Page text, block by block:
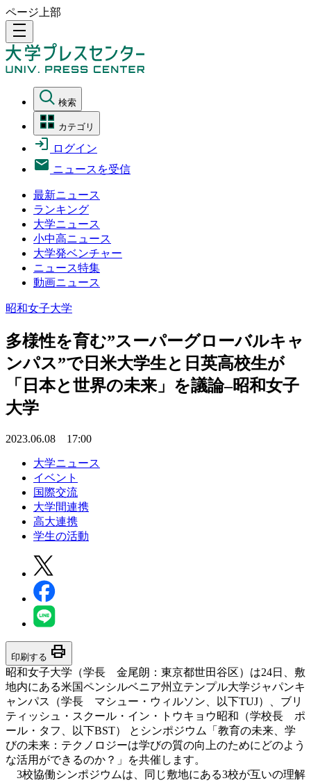
ページ上部
density_medium
検索
カテゴリ
ログイン
ニュースを受信
最新ニュース
ランキング
大学ニュース
小中高ニュース
大学発ベンチャー
ニュース特集
動画ニュース
昭和女子大学
多様性を育む”スーパーグローバルキャ
ンパス”で日米大学生と日英高校生が
「日本と世界の未来」を議論–昭和女子
大学
2023.06.08 17:00
大学ニュース
イベント
国際交流
大学間連携
高大連携
学生の活動
印刷する print
昭和女子大学（学長 金尾朗：東京都世田谷区）は24日、敷
地内にある米国ペンシルベニア州立テンプル大学ジャパンキ
ャンパス（学長 マシュー・ウィルソン、以下TUJ）、ブリ
ティッシュ・スクール・イン・トウキョウ昭和（学校長 ポ
ール・タフ、以下BST） とシンポジウム「教育の未来、学
びの未来：テクノロジーは学びの質の向上のためにどのよう
な活用ができるのか？」を共催します。
3校協働シンポジウムは、同じ敷地にある3校が互いの理解